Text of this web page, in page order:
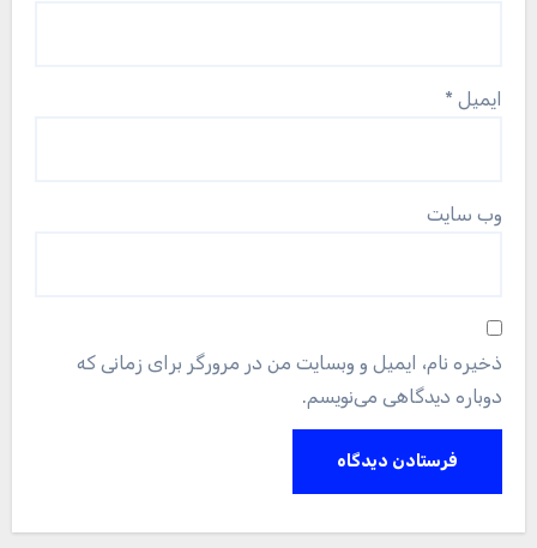
ایمیل *
وب‌ سایت
ذخیره نام، ایمیل و وبسایت من در مرورگر برای زمانی که
دوباره دیدگاهی می‌نویسم.